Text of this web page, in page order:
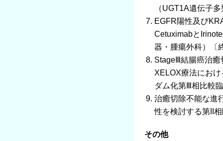
（UGT1A遺伝子
EGFR陽性及び
Cetuximabと
器・腫瘍外科）〔
StageⅢ結腸癌治癒
XELOX療法にお
ダム化第Ⅲ相比較
治癒切除不能な進
性を検討する第II
その他